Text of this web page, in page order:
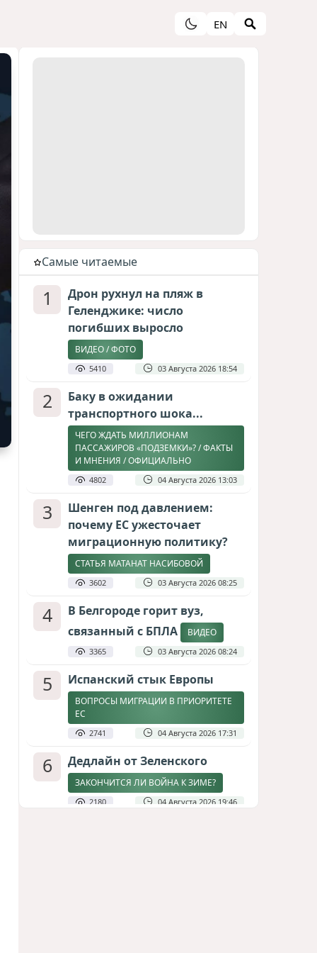
EN
Cамые читаемые
1
Дрон рухнул на пляж в
Геленджике: число
погибших выросло
ВИДЕО / ФОТО
5410 03 Августа 2026 18:54
2
Баку в ожидании
транспортного шока...
ЧЕГО ЖДАТЬ МИЛЛИОНАМ
ПАССАЖИРОВ «ПОДЗЕМКИ»? / ФАКТЫ
И МНЕНИЯ / ОФИЦИАЛЬНО
4802 04 Августа 2026 13:03
3
Шенген под давлением:
почему ЕС ужесточает
миграционную политику?
СТАТЬЯ МАТАНАТ НАСИБОВОЙ
3602 03 Августа 2026 08:25
4
В Белгороде горит вуз,
связанный с БПЛА
ВИДЕО
3365 03 Августа 2026 08:24
5 Испанский стык Европы
ВОПРОСЫ МИГРАЦИИ В ПРИОРИТЕТЕ
ЕС
2741 04 Августа 2026 17:31
6 Дедлайн от Зеленского
ЗАКОНЧИТСЯ ЛИ ВОЙНА К ЗИМЕ?
2180 04 Августа 2026 19:46